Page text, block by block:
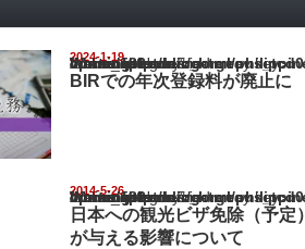
2024-1-19
Warning
: Undefined array key "show_category" in
/home/netst/kuno-cpa.co.jp/public_html/philippines_blog/wp-content/
on line183
BIRでの年次登録料が廃止に
2014-5-26
Warning
: Undefined array key "show_category" in
/home/netst/kuno-cpa.co.jp/public_html/philippines_blog/wp-content/
on line183
日本への観光ビザ免除（予定）
が与える影響について